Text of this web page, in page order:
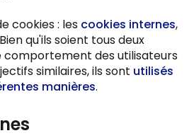
cookies : les cookies internes,
qu'ils soient tous deux
comportement des utilisateurs
similaires, ils sont utilisés
manières.